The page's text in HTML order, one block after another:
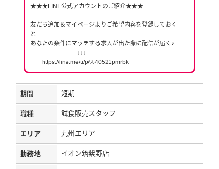
★★★LINE公式アカウントのご紹介★★★
友だち追加＆マイページよりご希望内容を登録しておく
と
あなたの条件にマッチする求人が出た際に配信が届く♪
↓↓↓
https://line.me/ti/p/%40521pmrbk
期間 短期
職種 試食販売スタッフ
エリア 九州エリア
勤務地 イオン筑紫野店